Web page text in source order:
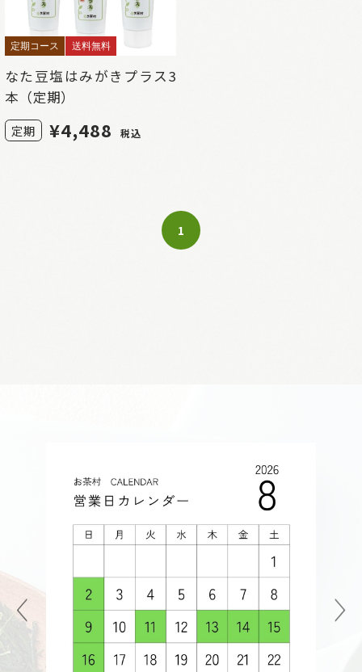
定期コース 送料無料
なた豆塩はみがきプラス3
本（定期）
定期 ¥4,488 税込
1